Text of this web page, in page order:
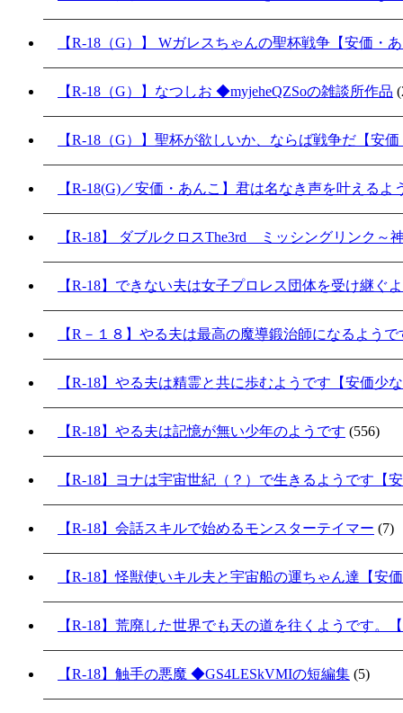
【R-18（G）】 Wガレスちゃんの聖杯戦争【安価・
【R-18（G）】なつしお ◆myjeheQZSoの雑談所作品
【R-18（G）】聖杯が欲しいか、ならば戦争だ【安
【R-18(G)／安価・あんこ】君は名なき声を叶える
【R-18】 ダブルクロスThe3rd ミッシングリンク～
【R-18】できない夫は女子プロレス団体を受け継ぐ
【R－１８】やる夫は最高の魔導鍛治師になるよう
【R-18】やる夫は精霊と共に歩むようです【安価少
【R-18】やる夫は記憶が無い少年のようです (556)
【R-18】ヨナは宇宙世紀（？）で生きるようです【
【R-18】会話スキルで始めるモンスターテイマー (7)
【R-18】怪獣使いキル夫と宇宙船の運ちゃん達【安
【R-18】荒廃した世界でも天の道を往くようです。
【R-18】触手の悪魔 ◆GS4LESkVMIの短編集 (5)